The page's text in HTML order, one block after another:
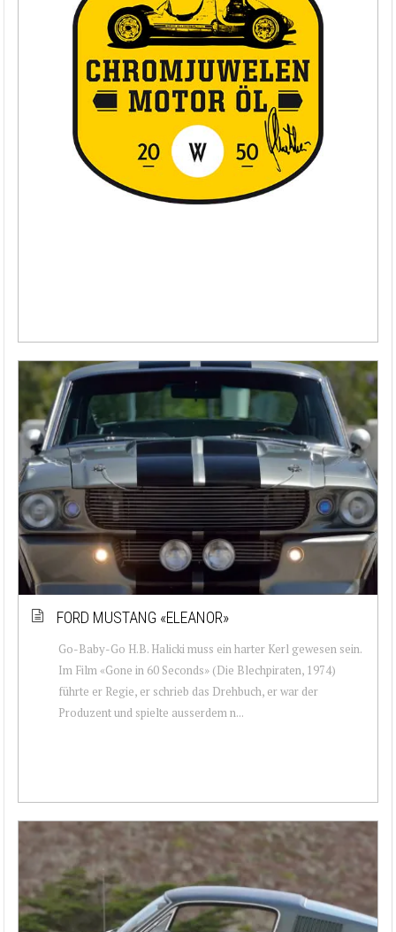
FORD MUSTANG «ELEANOR»
Go-Baby-Go H.B. Halicki muss ein harter Kerl gewesen sein.
Im Film «Gone in 60 Seconds» (Die Blechpiraten, 1974)
führte er Regie, er schrieb das Drehbuch, er war der
Produzent und spielte ausserdem n...